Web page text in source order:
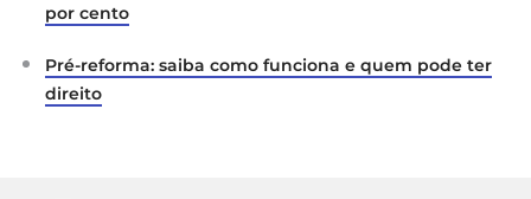
por cento
Pré-reforma: saiba como funciona e quem pode ter
direito